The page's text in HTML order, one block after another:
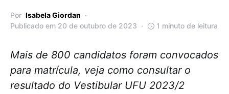
Por Isabela Giordan
Publicado em 20 de outubro de 2023
1 minuto de leitura
Mais de 800 candidatos foram convocados
para matrícula, veja como consultar o
resultado do Vestibular UFU 2023/2